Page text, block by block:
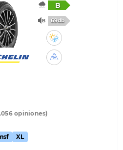
B
69db
opiniones)
XL